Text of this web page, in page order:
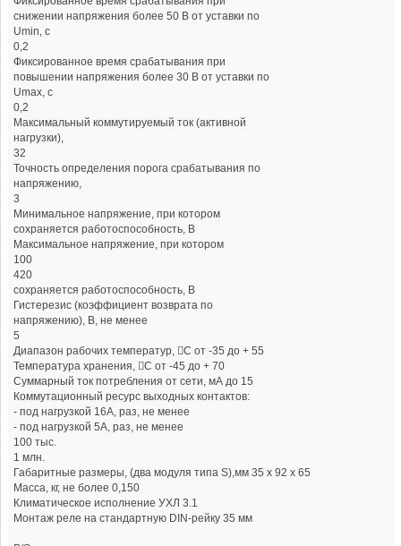
снижении напряжения более 50 В от уставки по
Umin, с
0,2
Фиксированное время срабатывания при
повышении напряжения более 30 В от уставки по
Umах, с
0,2
Максимальный коммутируемый ток (активной
нагрузки),
32
Точность определения порога срабатывания по
напряжению,
3
Минимальное напряжение, при котором
сохраняется работоспособность, В
Максимальное напряжение, при котором
100
420
сохраняется работоспособность, В
Гистерезис (коэффициент возврата по
напряжению), В, не менее
5
Диапазон рабочих температур, С от -35 до + 55
Температура хранения, С от -45 до + 70
Суммарный ток потребления от сети, мА до 15
Коммутационный ресурс выходных контактов:
- под нагрузкой 16А, раз, не менее
- под нагрузкой 5А, раз, не менее
100 тыс.
1 млн.
Габаритные размеры, (два модуля типа S),мм 35 х 92 х 65
Масса, кг, не более 0,150
Климатическое исполнение УХЛ 3.1
Монтаж реле на стандартную DIN-рейку 35 мм